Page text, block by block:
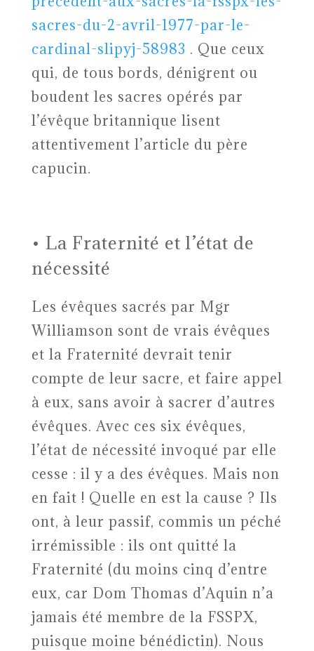
sacres-du-2-avril-1977-par-le-
cardinal-slipyj-58983 . Que ceux
qui, de tous bords, dénigrent ou
boudent les sacres opérés par
l’évêque britannique lisent
attentivement l’article du père
capucin.
• La Fraternité et l’état de
nécessité
Les évêques sacrés par Mgr
Williamson sont de vrais évêques
et la Fraternité devrait tenir
compte de leur sacre, et faire appel
à eux, sans avoir à sacrer d’autres
évêques. Avec ces six évêques,
l’état de nécessité invoqué par elle
cesse : il y a des évêques. Mais non
en fait ! Quelle en est la cause ? Ils
ont, à leur passif, commis un péché
irrémissible : ils ont quitté la
Fraternité (du moins cinq d’entre
eux, car Dom Thomas d’Aquin n’a
jamais été membre de la FSSPX,
puisque moine bénédictin). Nous